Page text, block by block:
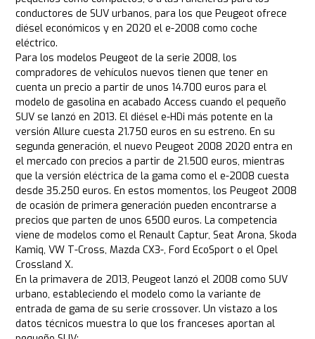
conductores de SUV urbanos, para los que Peugeot ofrece
diésel económicos y en 2020 el e-2008 como coche
eléctrico.
Para los modelos Peugeot de la serie 2008, los
compradores de vehículos nuevos tienen que tener en
cuenta un precio a partir de unos 14.700 euros para el
modelo de gasolina en acabado Access cuando el pequeño
SUV se lanzó en 2013. El diésel e-HDi más potente en la
versión Allure cuesta 21.750 euros en su estreno. En su
segunda generación, el nuevo Peugeot 2008 2020 entra en
el mercado con precios a partir de 21.500 euros, mientras
que la versión eléctrica de la gama como el e-2008 cuesta
desde 35.250 euros. En estos momentos, los Peugeot 2008
de ocasión de primera generación pueden encontrarse a
precios que parten de unos 6500 euros. La competencia
viene de modelos como el Renault Captur, Seat Arona, Skoda
Kamiq, VW T-Cross, Mazda CX3-, Ford EcoSport o el Opel
Crossland X.
En la primavera de 2013, Peugeot lanzó el 2008 como SUV
urbano, estableciendo el modelo como la variante de
entrada de gama de su serie crossover. Un vistazo a los
datos técnicos muestra lo que los franceses aportan al